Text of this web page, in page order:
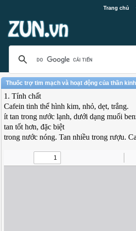
Trang chủ
Thuốc trợ tim mạch và hoạt động của thần kinh
1. Tính chất
Cafein tinh thể hình kim, nhỏ, dẹt, trắng.
ít tan trong nước lạnh, dưới dạng muối
tan tốt hơn, đặc biệt
trong nước nóng. Tan nhiều trong rượu.